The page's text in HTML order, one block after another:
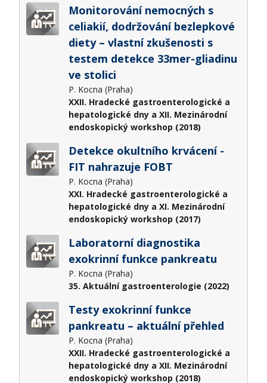
Monitorování nemocných s
celiakií, dodržování bezlepkové
diety – vlastní zkušenosti s
testem detekce 33mer-gliadinu
ve stolici
P. Kocna (Praha)
XXII. Hradecké gastroenterologické a
hepatologické dny a XII. Mezinárodní
endoskopický workshop (2018)
Detekce okultního krvácení -
FIT nahrazuje FOBT
P. Kocna (Praha)
XXI. Hradecké gastroenterologické a
hepatologické dny a XI. Mezinárodní
endoskopický workshop (2017)
Laboratorní diagnostika
exokrinní funkce pankreatu
P. Kocna (Praha)
35. Aktuální gastroenterologie (2022)
Testy exokrinní funkce
pankreatu – aktuální přehled
P. Kocna (Praha)
XXII. Hradecké gastroenterologické a
hepatologické dny a XII. Mezinárodní
endoskopický workshop (2018)